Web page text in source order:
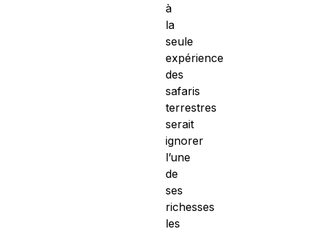
à
la
seule
expérience
des
safaris
terrestres
serait
ignorer
l’une
de
ses
richesses
les